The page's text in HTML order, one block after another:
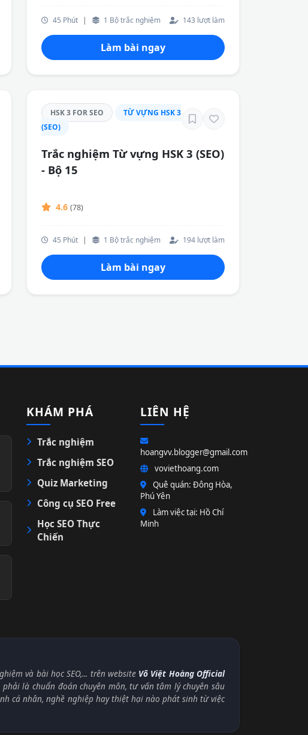
45 Phút | 1 Bộ trắc nghiệm 143 lượt làm
Làm bài ngay
HSK 3 FOR SEO
TỪ VỰNG HSK 3
(SEO)
Trắc nghiệm Từ vựng HSK 3 (SEO)
- Bộ 15
4.6 (78)
45 Phút | 1 Bộ trắc nghiệm 194 lượt làm
Làm bài ngay
KHÁM PHÁ
Trắc nghiệm
Trắc nghiệm SEO
Quiz Marketing
Công cụ SEO Free
Học SEO Thực
Chiến
LIÊN HỆ
hoangvv.blogger@gmail.com
voviethoang.com
Quê quán: Đông Hòa,
Phú Yên
Làm việc tại: Hồ Chí
Minh
và bài học SEO,... trên website Võ Việt Hoàng Official
là chuẩn đoán chuyên môn, tư vấn tâm lý chuyên sâu
cá nhân, nghề nghiệp hay thiệt hại nào phát sinh từ việc